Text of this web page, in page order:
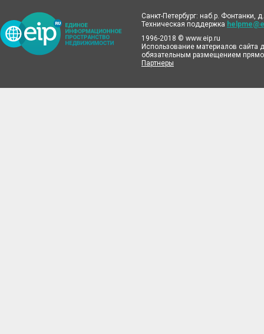
Санкт-Петербург: наб.р. Фонтанки,
Техническая поддержка
1996-2018 © www.eip.ru
Использование материалов сайта
обязательным размещением
Партнеры